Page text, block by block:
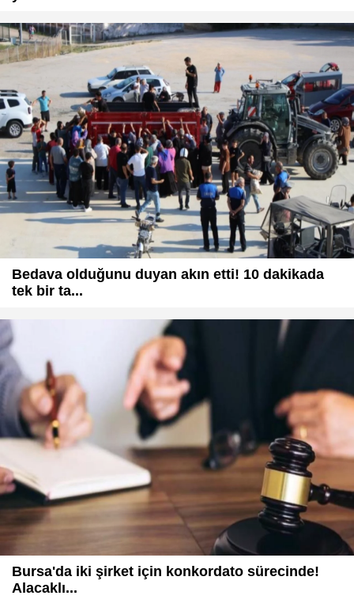
Bedava olduğunu duyan akın etti! 10 dakikada
tek bir ta...
Bursa'da iki şirket için konkordato sürecinde!
Alacaklı...